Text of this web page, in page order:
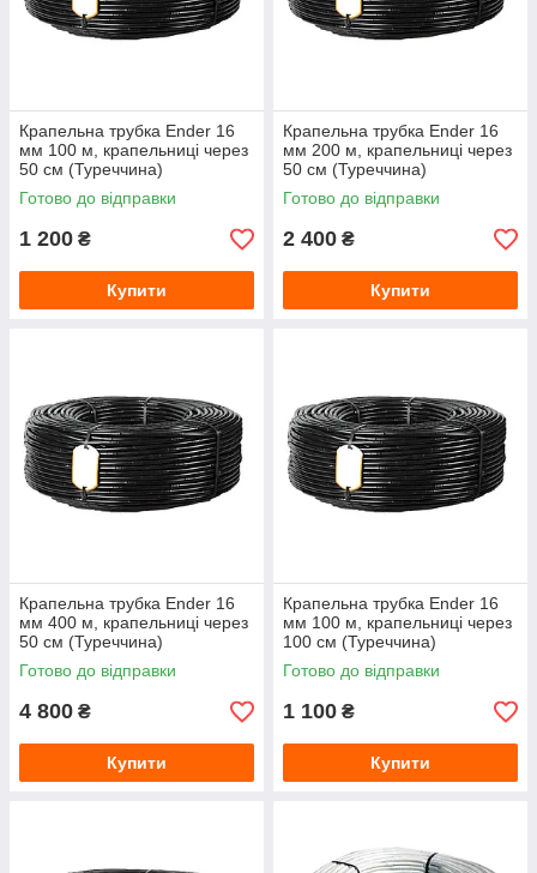
Крапельна трубка Ender 16
мм 100 м, крапельниці через
50 см (Туреччина)
Готово до відправки
1 200 ₴
Купити
Крапельна трубка Ender 16
мм 200 м, крапельниці через
50 см (Туреччина)
Готово до відправки
2 400 ₴
Купити
Крапельна трубка Ender 16
мм 400 м, крапельниці через
50 см (Туреччина)
Готово до відправки
4 800 ₴
Купити
Крапельна трубка Ender 16
мм 100 м, крапельниці через
100 см (Туреччина)
Готово до відправки
1 100 ₴
Купити